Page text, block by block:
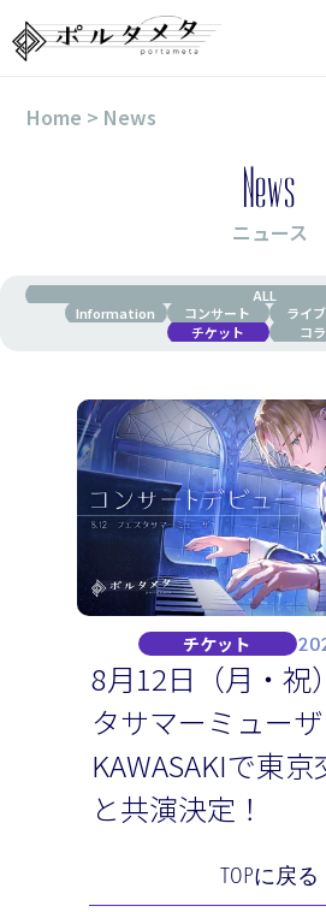
Home > News
News
ニュース
ALL
Information
コンサート ライ
チケット
コ
チケット
8月12日（月・祝
タサマーミューザ
KAWASAKIで東
と共演決定！
TOPに戻る
About
Select Language